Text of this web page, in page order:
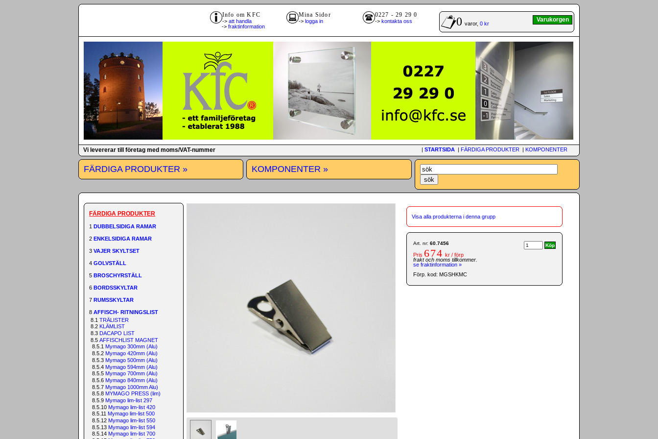
Varukorgen
0 varor,0 kr
0227 - 29 29 0
-> kontakta oss
Mina Sidor
-> logga in
Info om KFC
-> att handla
-> fraktinformation
Vi levererar till företag med moms/VAT-nummer |STARTSIDA | FÄRDIGA PRODUKTER | KOMPONENTER
FÄRDIGA PRODUKTER » KOMPONENTER »
FÄRDIGA PRODUKTER
1DUBBELSIDIGA RAMAR
2ENKELSIDIGA RAMAR
3VAJER SKYLTSET
4GOLVSTÄLL
5BROSCHYRSTÄLL
6BORDSSKYLTAR
7RUMSSKYLTAR
8AFFISCH- RITNINGSLIST
8.1TRÄLISTER
8.2 KLÄMLIST
8.3 DACAPO LIST
8.5AFFISCHLIST MAGNET
8.5.1 Mymago 300mm (Alu)
8.5.2 Mymago 420mm (Alu)
8.5.3 Mymago 500mm (Alu)
8.5.4 Mymago 594mm (Alu)
8.5.5 Mymago 700mm (Alu)
8.5.6 Mymago 840mm (Alu)
8.5.7 Mymago 1000mm Alu)
8.5.8 MYMAGO PRESS (lim)
8.5.9 Mymago lim-list 297
8.5.10 Mymago lim-list 420
8.5.11 Mymago lim-list 500
8.5.12 Mymago lim-list 550
8.5.13 Mymago lim-list 594
8.5.14 Mymago lim-list 700
Visa alla produkterna i denna grupp
Art. nr:60.7456
Pris 674 kr / förp
frakt och moms tillkommer.
se fraktinformation »
Förp. kod: MGSHKMC